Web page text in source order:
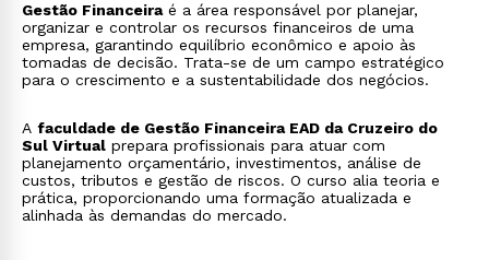
Gestão Financeiraé a área responsável por planejar,
organizar e controlar os recursos financeiros de uma
empresa, garantindo equilíbrio econômico e apoio às
tomadas de decisão. Trata-se de um campo estratégico
para o crescimento e a sustentabilidade dos negócios.
A faculdade de Gestão Financeira EAD da Cruzeiro do
Sul Virtual prepara profissionais para atuar com
planejamento orçamentário, investimentos, análise de
custos, tributos e gestão de riscos. O curso alia teoria e
prática, proporcionando uma formação atualizada e
alinhada às demandas do mercado.